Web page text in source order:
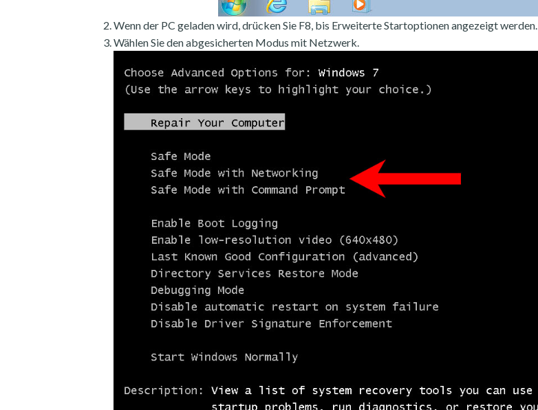
Wenn der PC geladen wird, drücken Sie F8, bis Erweiterte Startoptionen angezeigt werden.
Wählen Sie den abgesicherten Modus mit Netzwerk.